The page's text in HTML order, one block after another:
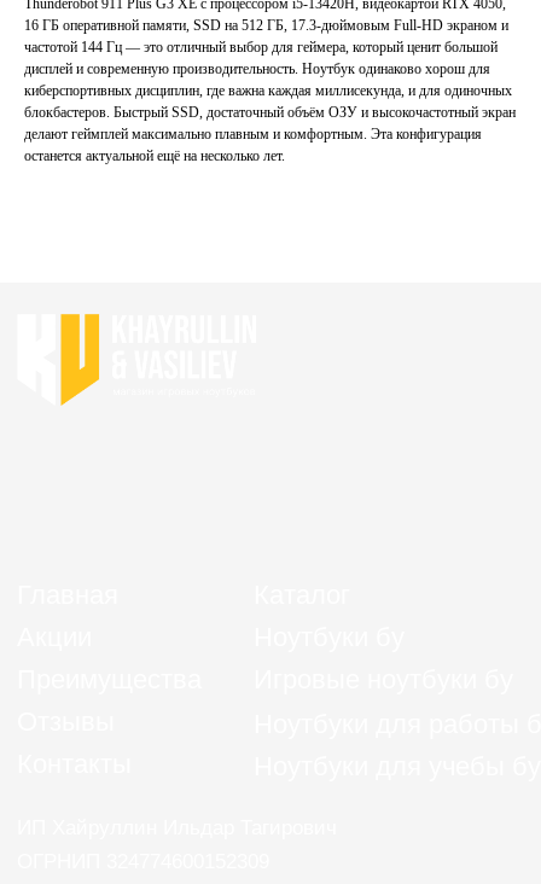
Thunderobot 911 Plus G3 XE с процессором i5-13420H, видеокартой RTX 4050,
16 ГБ оперативной памяти, SSD на 512 ГБ, 17.3-дюймовым Full-HD экраном и
частотой 144 Гц — это отличный выбор для геймера, который ценит большой
дисплей и современную производительность. Ноутбук одинаково хорош для
киберспортивных дисциплин, где важна каждая миллисекунда, и для одиночных
блокбастеров. Быстрый SSD, достаточный объём ОЗУ и высокочастотный экран
делают геймплей максимально плавным и комфортным. Эта конфигурация
останется актуальной ещё на несколько лет.
Политика конфиденциальности
Согласие на обработку персональных данных
ИП Хайруллин Ильдар Тагирович
ОГРНИП 324774600152309
Контакты
Ноутбуки для учебы бу